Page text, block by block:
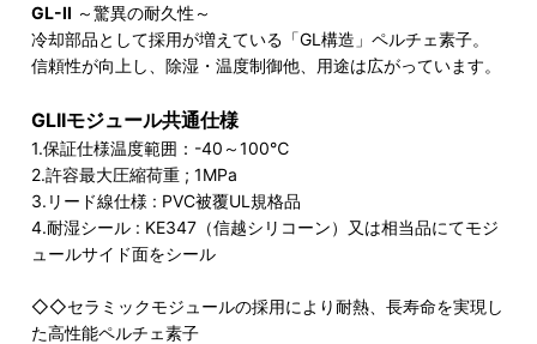
GL-II ～驚異の耐久性～
冷却部品として採用が増えている「GL構造」ペルチェ素子。
信頼性が向上し、除湿・温度制御他、用途は広がっています。
GLIIモジュール共通仕様
1.保証仕様温度範囲：-40～100℃
2.許容最大圧縮荷重 ; 1MPa
3.リード線仕様 : PVC被覆UL規格品
4.耐湿シール : KE347（信越シリコーン）又は相当品にてモジ
ュールサイド面をシール
◇◇セラミックモジュールの採用により耐熱、長寿命を実現し
た高性能ペルチェ素子